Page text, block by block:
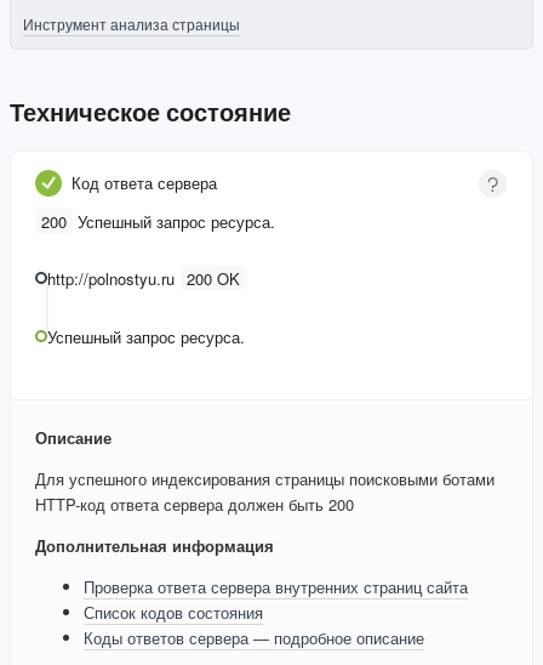
Инструмент анализа страницы
Техническое состояние
Код ответа сервера
200 Успешный запрос ресурса.
http://polnostyu.ru 200 OK
Успешный запрос ресурса.
Описание
Для успешного индексирования страницы поисковыми ботами
HTTP-код ответа сервера должен быть 200
Дополнительная информация
Проверка ответа сервера внутренних страниц сайта
Список кодов состояния
Коды ответов сервера — подробное описание